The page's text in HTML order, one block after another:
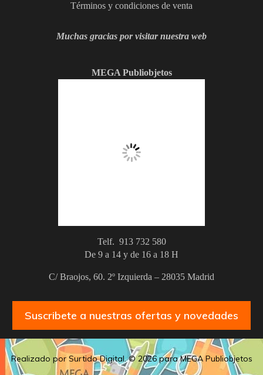
Términos y condiciones de venta
Muchas gracias por visitar nuestra web
MEGA Publiobjetos
Telf. 913 732 580
De 9 a 14 y de 16 a 18 H
C/ Braojos, 60. 2º Izquierda – 28035 Madrid
Suscribete a nuestras ofertas y novedades
Realizado por Surtido Digital. © 2026 para MEGA Publiobjetos